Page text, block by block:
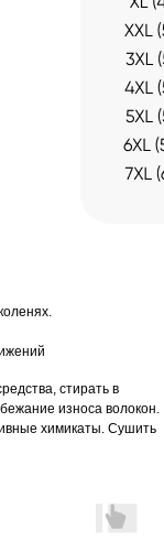
стирать в
износа волокон.
химикаты. Сушить